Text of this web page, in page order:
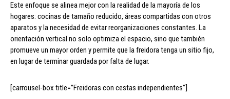
Este enfoque se alinea mejor con la realidad de la mayoría de los
hogares: cocinas de tamaño reducido, áreas compartidas con otros
aparatos y la necesidad de evitar reorganizaciones constantes. La
orientación vertical no solo optimiza el espacio, sino que también
promueve un mayor orden y permite que la freidora tenga un sitio fijo,
en lugar de terminar guardada por falta de lugar.
[carrousel-box title=”Freidoras con cestas independientes”]